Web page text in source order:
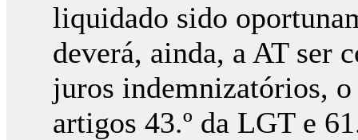
liquidado sido
deverá, ainda, a AT ser
juros indemnizatórios,
artigos 43.º da LGT e